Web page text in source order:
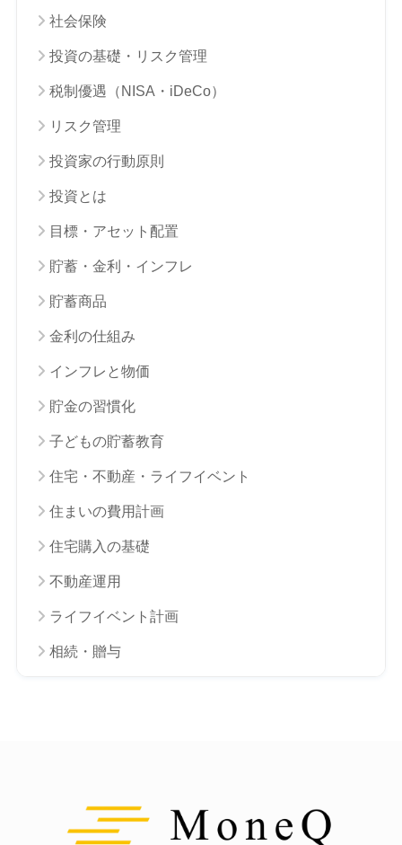
社会保険
投資の基礎・リスク管理
税制優遇（NISA・iDeCo）
リスク管理
投資家の行動原則
投資とは
目標・アセット配置
貯蓄・金利・インフレ
貯蓄商品
金利の仕組み
インフレと物価
貯金の習慣化
子どもの貯蓄教育
住宅・不動産・ライフイベント
住まいの費用計画
住宅購入の基礎
不動産運用
ライフイベント計画
相続・贈与